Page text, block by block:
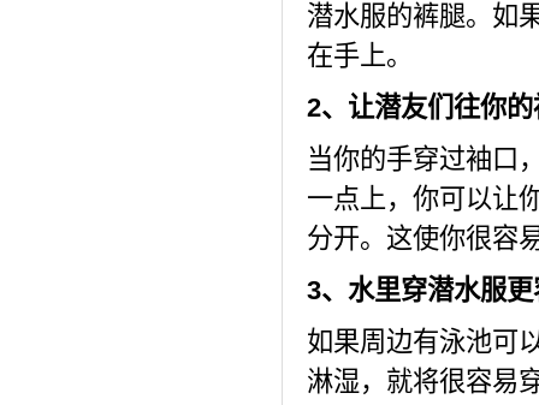
潜水服的裤腿。如
在手上。
2、让潜友们往你
当你的手穿过袖口
一点上，你可以让
分开。这使你很容
3、水里穿潜水服
如果周边有泳池可
淋湿，就将很容易